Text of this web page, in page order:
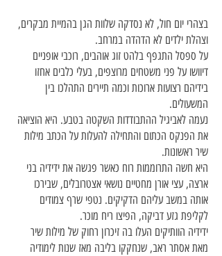
בצהרי יום חול, לא נסדקה שלוות הגן בהמיית מבקרים,
וצהלת ילדים לא הדהדה במרחב.
על ספסל התגפף בלהט זוג אוהבים, רוכבי אופניים
דיוושו על פני משטחים מרוצפים, בעלי כלבים אחזו
בידיהם רצועות ארוכות וכמה תיירים התהלכו בין
המשעולים.
נעמה לאביגיל ההתבודדות השקטה בטבע. היא הוציאה
את הפנקס הכתום והתחילה להעלות על הכתב מילות
שיר ראשונות.
היא חשה התרוממות רוח כאשר פגשה את ידידיה בני
ארצה, עצי אורן מחטיים נושאי אצטרובלים, שבירכו
אותה במשב עליהם הדקיקים. נטפי שרף צמודים
לקליפת גזע דביקה, הפיצו ריח מוכר.
ידידיה הוותיקים העלו בה זיכרון רחוק של מילות שיר
מאת אסתר ראב, שנחקקו בליבה מאז שנות לימודיה